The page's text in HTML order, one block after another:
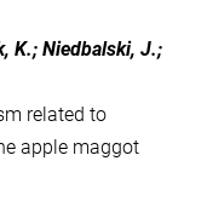
K.; Niedbalski, J.;
related to
apple maggot